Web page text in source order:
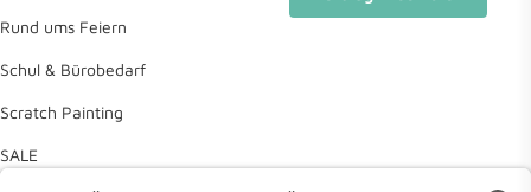
Rund ums Feiern
Schul & Bürobedarf
Scratch Painting
SALE